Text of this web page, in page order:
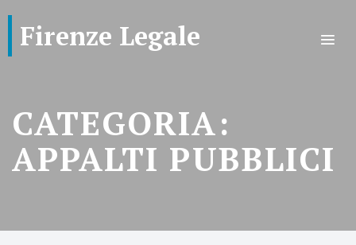
Firenze Legale
CATEGORIA:
APPALTI PUBBLICI